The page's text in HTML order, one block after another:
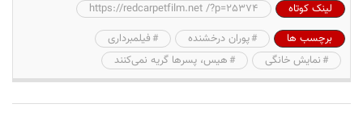
لینک کوتاه
https://redcarpetfilm.net /?p=25374
برچسب ها
پوران درخشنده
فیلمبرداری
نمایش خانگی
هیس، پسرها گریه نمی‌کنند